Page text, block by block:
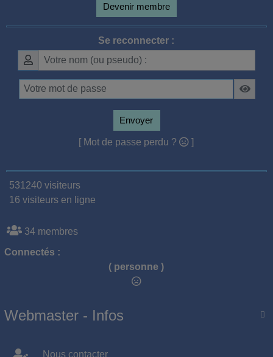
Devenir membre
Se reconnecter :
Envoyer
[ Mot de passe perdu ? ]
531240 visiteurs
16 visiteurs en ligne
34 membres
Connectés :
( personne )

Webmaster - Infos
Nous contacter